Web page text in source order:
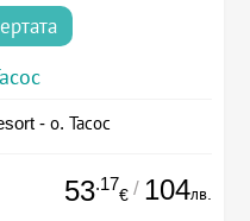
- о. Тасос
53.17
€ / 104лв.